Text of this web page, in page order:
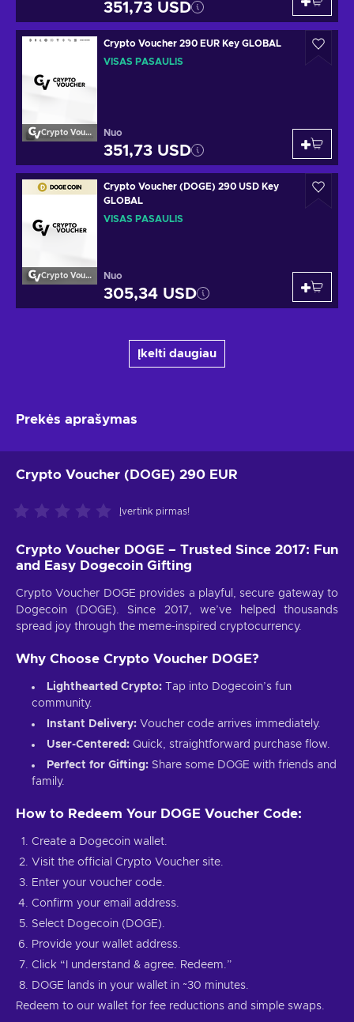
351,73 USD
Crypto Voucher
Crypto Voucher 290 EUR Key GLOBAL
VISAS PASAULIS
Nuo
351,73 USD
Crypto Voucher
Crypto Voucher (DOGE) 290 USD Key
GLOBAL
VISAS PASAULIS
Nuo
305,34 USD
Įkelti daugiau
Prekės aprašymas
Crypto Voucher (DOGE) 290 EUR
Įvertink pirmas!
Crypto Voucher DOGE – Trusted Since 2017: Fun
and Easy Dogecoin Gifting
Crypto Voucher DOGE provides a playful, secure gateway to
Dogecoin (DOGE). Since 2017, we’ve helped thousands
spread joy through the meme-inspired cryptocurrency.
Why Choose Crypto Voucher DOGE?
Lighthearted Crypto: Tap into Dogecoin’s fun
community.
Instant Delivery: Voucher code arrives immediately.
User-Centered: Quick, straightforward purchase flow.
Perfect for Gifting: Share some DOGE with friends and
family.
How to Redeem Your DOGE Voucher Code:
Create a Dogecoin wallet.
Visit the official Crypto Voucher site.
Enter your voucher code.
Confirm your email address.
Select Dogecoin (DOGE).
Provide your wallet address.
Click “I understand & agree. Redeem.”
DOGE lands in your wallet in ~30 minutes.
Redeem to our wallet for fee reductions and simple swaps.